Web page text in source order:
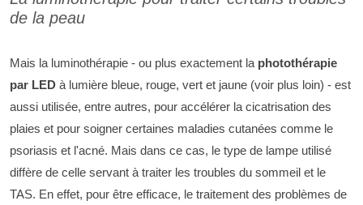
de la peau
Mais la luminothérapie - ou plus exactement la photothérapie
par LED à lumière bleue, rouge, vert et jaune (voir plus loin) - est
aussi utilisée, entre autres, pour accélérer la cicatrisation des
plaies et pour soigner certaines maladies cutanées comme le
psoriasis et l'acné. Mais dans ce cas, le type de lampe utilisé
diffère de celle servant à traiter les troubles du sommeil et le
TAS. En effet, pour être efficace, le traitement des problèmes de